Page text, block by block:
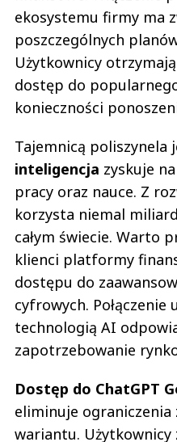
ekosystemu firmy ma
poszczególnych
Użytkownicy
dostęp do
konieczności
Tajemnicą poliszynela
inteligencja zyskuje
pracy oraz nauce. Z
korzysta niemal
całym świecie. Warto
klienci platformy
dostępu do
cyfrowych. Połączenie
technologią AI
zapotrzebowanie
Dostęp do ChatGPT
eliminuje ograniczenia
wariantu. Użytkownicy